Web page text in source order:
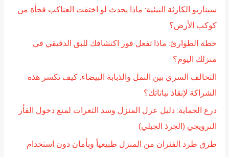
سيناريو الكارثة البيئية: ماذا يحدث لو اختفت العناكب فجأة من
كوكب الأرض؟
خطة الطوارئ: ماذا تفعل فور اكتشافك للبق الدقيقي في
منزلك اليوم؟
التحالف السري بين النمل والذبابة البيضاء: كيف تكسر هذه
الشراكة لإنقاذ نباتاتك؟
درع الحماية: دليل عزل المنزل وسد الثغرات لمنع دخول الفأر
النرويجي (الجرذ الجبلي)
طرق طرد الفئران من المنزل طبيعياً وبأمان دون استخدام